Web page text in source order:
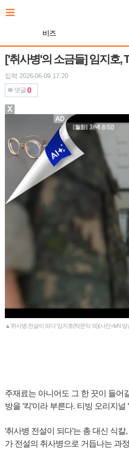
문
기
비즈
['취사병'의 소금들] 임지호,
입력 2026-06-09 17:20
댓글 0
▲'취사병 전설이 되다' 임지호(탁문익 역)(사진=tvN 방
주재료는 아니어도 그 한 끗이 들어
방을 '킥'이라 부른다. 티빙 오리지
'취사병 전설이 되다'는 총 대신 식
가 전설의 취사병으로 거듭나는 과
X